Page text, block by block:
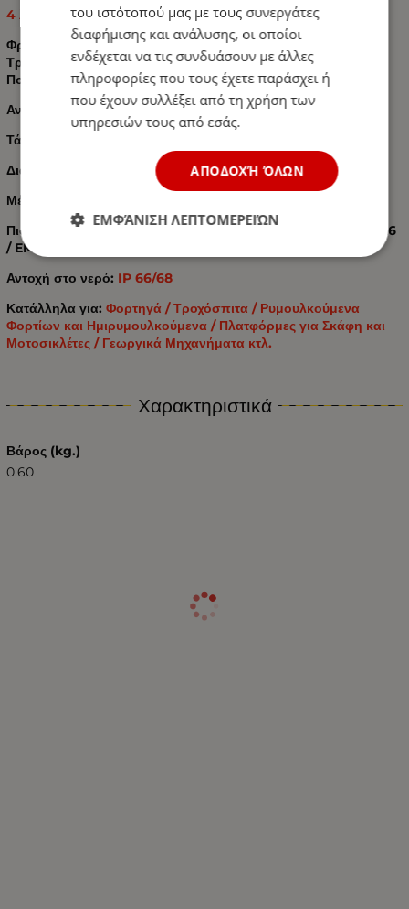
4 λειτουργίες:
Φρένων
Tρεχούμενο φλας
Πορείας
Αντανακλαστήρας
Τάση:
Διαστάσεις: 130mm / 30mm
Μέγεθος του καλωδίου σύνδεσης: 2000mm
Πιστοποιητικό σήματος E: E9 3R02 / 17 23099 00 / ECE R7 R6
/ EMC R10 / ROHS
Αντοχή στο νερό: IP 66/68
Κατάλληλα για: Φορτηγά / Τροχόσπιτα / Ρυμουλκούμενα
Φορτίων και Ημιρυμουλκούμενα / Πλατφόρμες για Σκάφη και
Μοτοσικλέτες / Γεωργικά Μηχανήματα κτλ.
Χαρακτηριστικά
Βάρος (kg.)
0.60
του ιστότοπού μας με τους συνεργάτες
διαφήμισης και ανάλυσης, οι οποίοι
ενδέχεται να τις συνδυάσουν με άλλες
πληροφορίες που τους έχετε παράσχει ή
που έχουν συλλέξει από τη χρήση των
υπηρεσιών τους από εσάς.
ΑΠΟΔΟΧΉ ΌΛΩΝ
ΕΜΦΆΝΙΣΗ ΛΕΠΤΟΜΕΡΕΙΏΝ